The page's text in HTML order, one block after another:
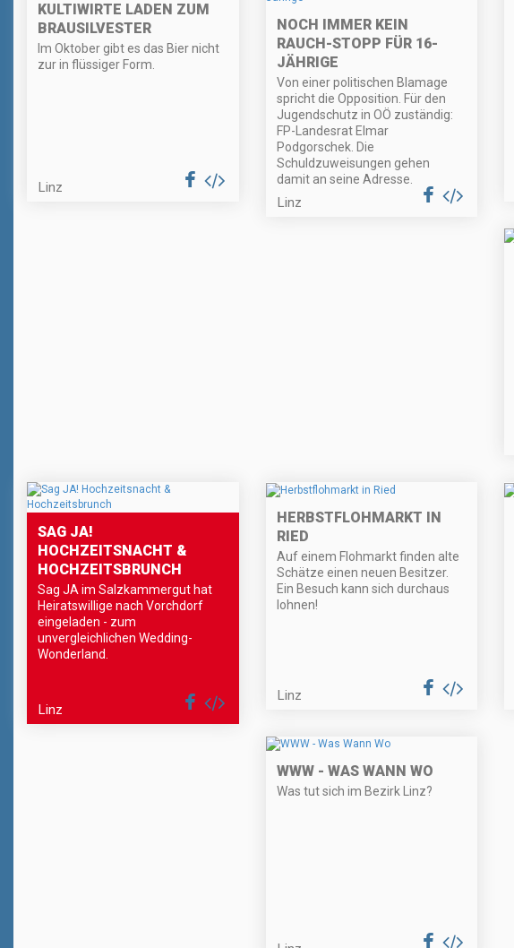
KULTIWIRTE LADEN ZUM
BRAUSILVESTER
Im Oktober gibt es das Bier nicht
zur in flüssiger Form.
Linz
NOCH IMMER KEIN
RAUCH-STOPP FÜR 16-
JÄHRIGE
Von einer politischen Blamage
spricht die Opposition. Für den
Jugendschutz in OÖ zuständig:
FP-Landesrat Elmar
Podgorschek. Die
Schuldzuweisungen gehen
damit an seine Adresse.
Linz
SAG JA!
HOCHZEITSNACHT &
HOCHZEITSBRUNCH
Sag JA im Salzkammergut hat
Heiratswillige nach Vorchdorf
eingeladen - zum
unvergleichlichen Wedding-
Wonderland.
Linz
HERBSTFLOHMARKT IN
RIED
Auf einem Flohmarkt finden alte
Schätze einen neuen Besitzer.
Ein Besuch kann sich durchaus
lohnen!
Linz
WWW - WAS WANN WO
Was tut sich im Bezirk Linz?